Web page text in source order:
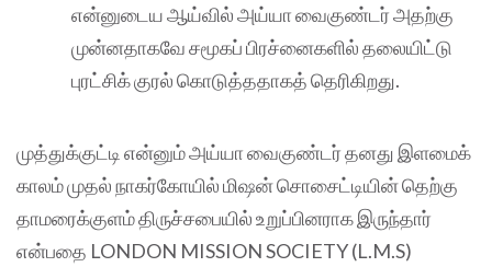
என்னுடைய ஆய்வில் அய்யா வைகுண்டர் அதற்கு
முன்னதாகவே சமூகப் பிரச்னைகளில் தலையிட்டு
புரட்சிக் குரல் கொடுத்ததாகத் தெரிகிறது.
முத்துக்குட்டி என்னும் அய்யா வைகுண்டர் தனது இளமைக்
காலம் முதல் நாகர்கோயில் மிஷன் சொசைட்டியின் தெற்கு
தாமரைக்குளம் திருச்சபையில் உறுப்பினராக இருந்தார்
என்பதை LONDON MISSION SOCIETY (L.M.S)